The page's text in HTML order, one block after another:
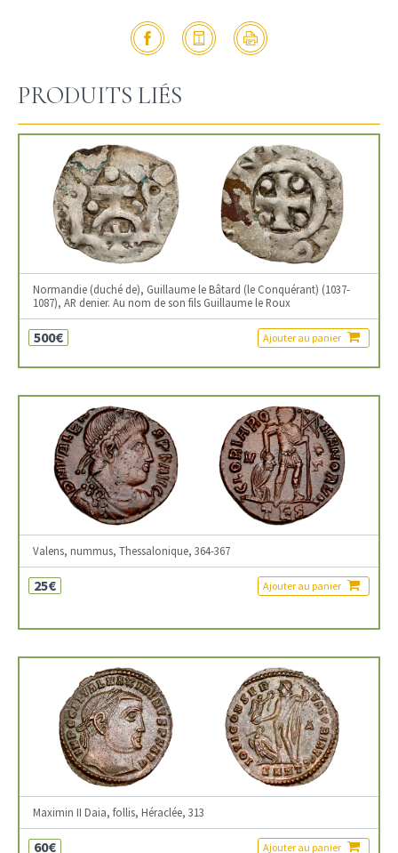
PRODUITS LIÉS
Normandie (duché de), Guillaume le Bâtard (le Conquérant) (1037-
1087), AR denier. Au nom de son fils Guillaume le Roux
500€ Ajouter au panier
Valens, nummus, Thessalonique, 364-367
25€ Ajouter au panier
Maximin II Daia, follis, Héraclée, 313
60€ Ajouter au panier